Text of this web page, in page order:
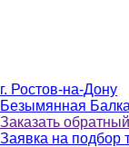
г. Ростов-на-Дону
Безымянная
Заказать
Заявка на подбор